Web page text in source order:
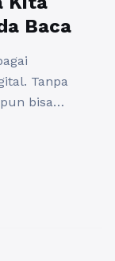
Baca
Tanpa
bisa
banyak dari